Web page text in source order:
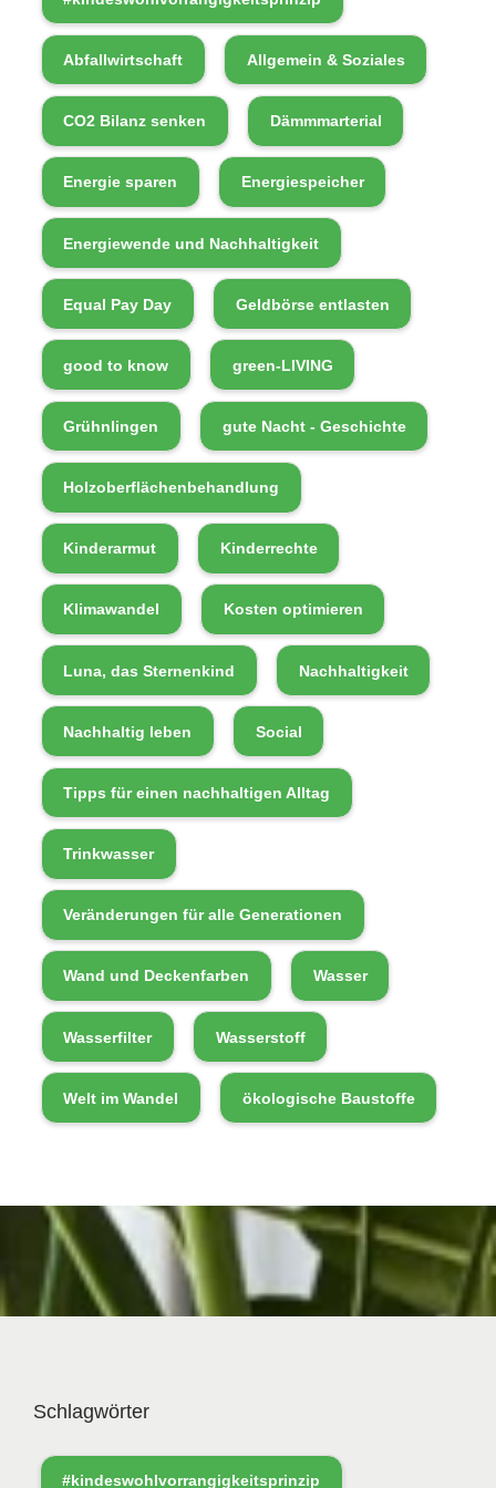
Abfallwirtschaft Allgemein & Soziales
CO2 Bilanz senken Dämmmarterial
Energie sparen Energiespeicher
Energiewende und Nachhaltigkeit
Equal Pay Day Geldbörse entlasten
good to know green-LIVING
Grühnlingen gute Nacht - Geschichte
Holzoberflächenbehandlung
Kinderarmut Kinderrechte
Klimawandel Kosten optimieren
Luna, das Sternenkind Nachhaltigkeit
Nachhaltig leben Social
Tipps für einen nachhaltigen Alltag
Trinkwasser
Veränderungen für alle Generationen
Wand und Deckenfarben Wasser
Wasserfilter Wasserstoff
Welt im Wandel ökologische Baustoffe
Schlagwörter
#kindeswohlvorrangigkeitsprinzip